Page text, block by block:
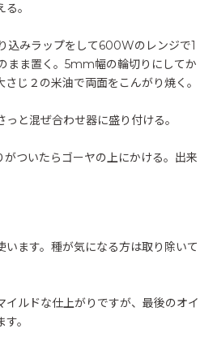
。
込みラップをして600Wのレンジで1
まま置く。5mm幅の輪切りにしてか
じ２の米油で両面をこんがり焼く。
と混ぜ合わせ器に盛り付ける。
がついたらゴーヤの上にかける。出来
います。種が気になる方は取り除いて
イルドな仕上がりですが、最後のオイ
。